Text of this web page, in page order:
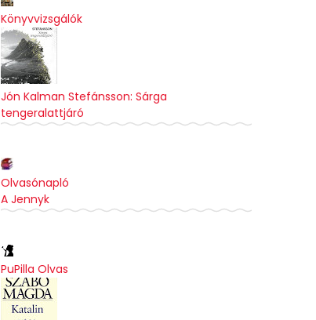
Könyvvizsgálók
Jón Kalman Stefánsson: Sárga
tengeralattjáró
Olvasónapló
A Jennyk
PuPilla Olvas